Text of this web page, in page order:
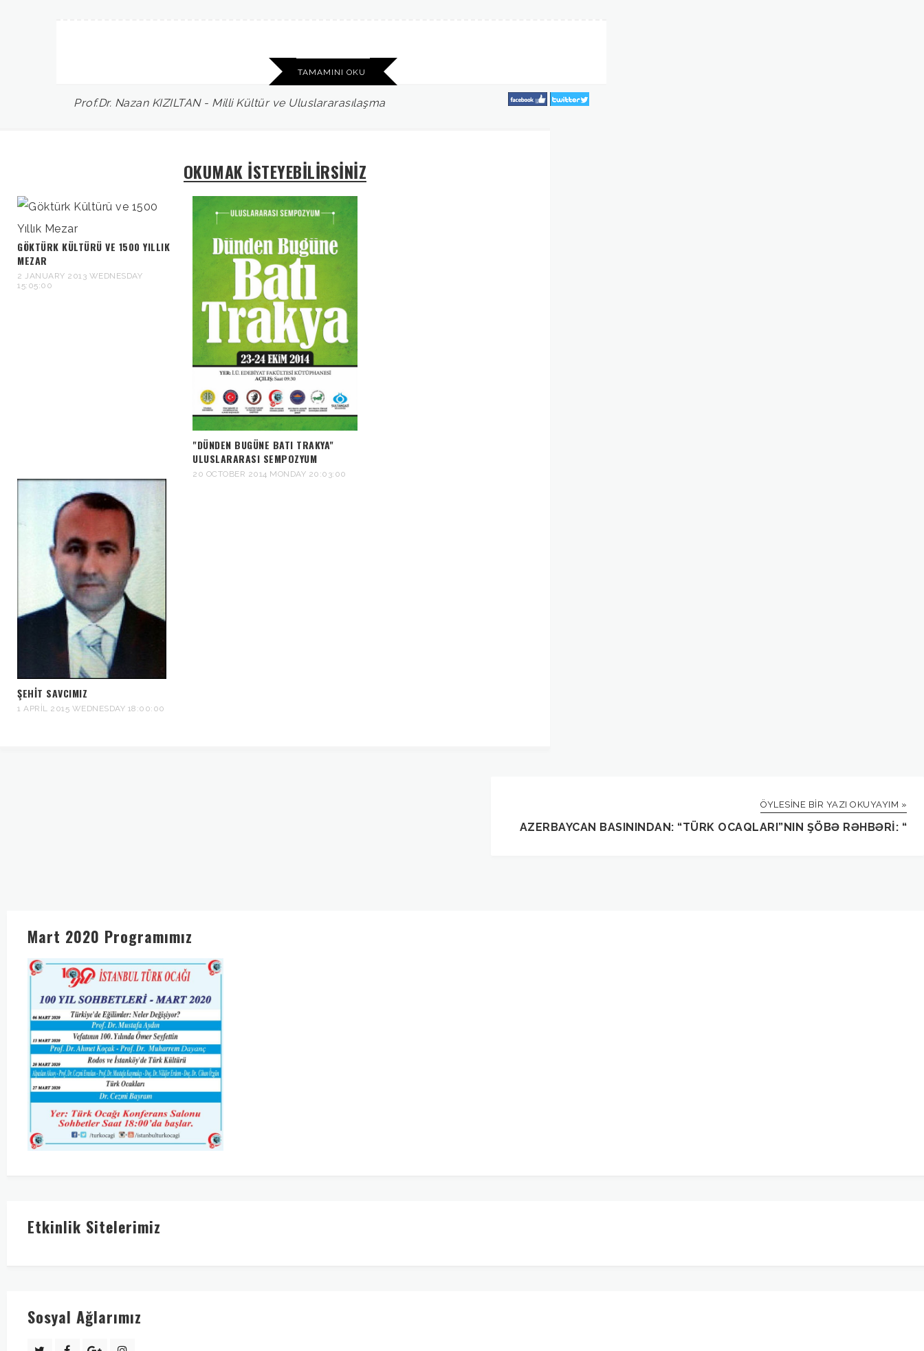
TAMAMINI OKU
Prof.Dr. Nazan KIZILTAN - Milli Kültür ve Uluslararasılaşma
OKUMAK İSTEYEBİLİRSİNİZ
GÖKTÜRK KÜLTÜRÜ VE 1500 YILLIK
MEZAR
2 JANUARY 2013 WEDNESDAY
15:05:00
"DÜNDEN BUGÜNE BATI TRAKYA"
ULUSLARARASI SEMPOZYUM
20 OCTOBER 2014 MONDAY 20:03:00
ŞEHIT SAVCIMIZ
1 APRIL 2015 WEDNESDAY 18:00:00
ÖYLESINE BIR YAZI OKUYAYIM »
AZERBAYCAN BASININDAN: “TÜRK OCAQLARI”NIN ŞÖBƏ RƏHBƏRI: “
Mart 2020 Programımız
Etkinlik Sitelerimiz
Sosyal Ağlarımız